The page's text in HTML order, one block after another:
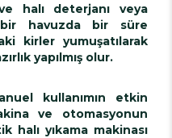
halı deterjanı veya
havuzda bir süre
kirler yumuşatılarak
yapılmış olur.
kullanımın etkin
ve otomasyonun
yıkama makinası